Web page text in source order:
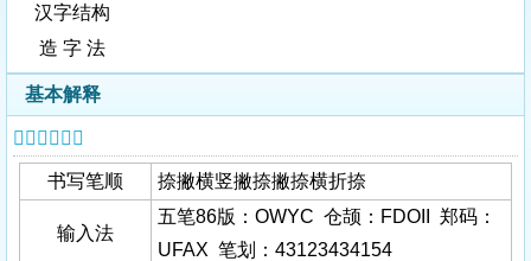
汉字结构
造 字 法
基本解释
𥹕字基本信息
书写笔顺 捺撇横竖撇捺撇捺横折捺
输入法
五笔86版：OWYC 仓颉：FDOII 郑码：
UFAX 笔划：43123434154